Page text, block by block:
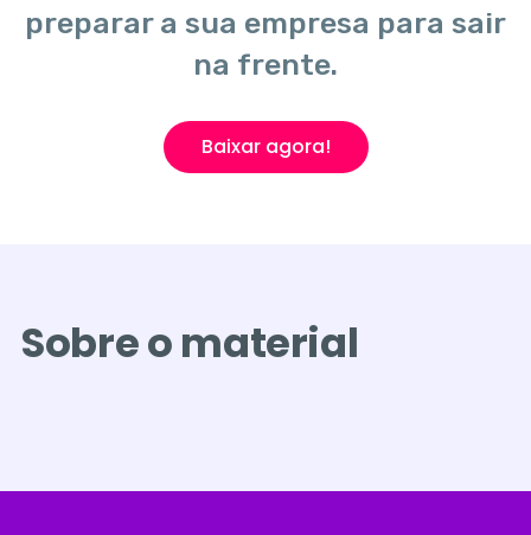
preparar a sua empresa para sair
na frente.
Baixar agora!
Sobre o material